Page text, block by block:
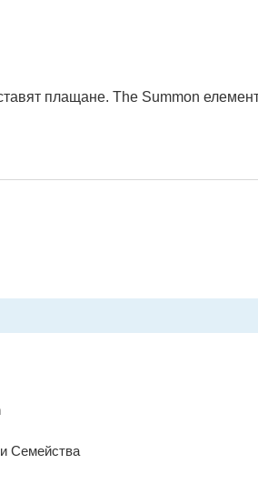
плащане. The Summon
Семейства